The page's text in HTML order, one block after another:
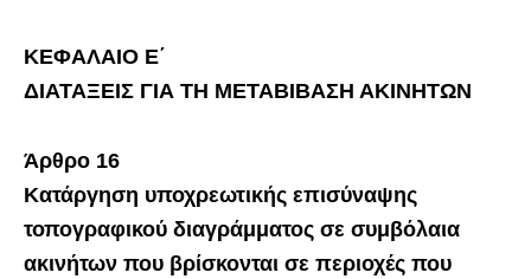
ΚΕΦΑΛΑΙΟ Ε΄
ΔΙΑΤΑΞΕΙΣ ΓΙΑ ΤΗ ΜΕΤΑΒΙΒΑΣΗ ΑΚΙΝΗΤΩΝ
Άρθρο 16
Κατάργηση υποχρεωτικής επισύναψης
τοπογραφικού διαγράμματος σε συμβόλαια
ακινήτων που βρίσκονται σε περιοχές που